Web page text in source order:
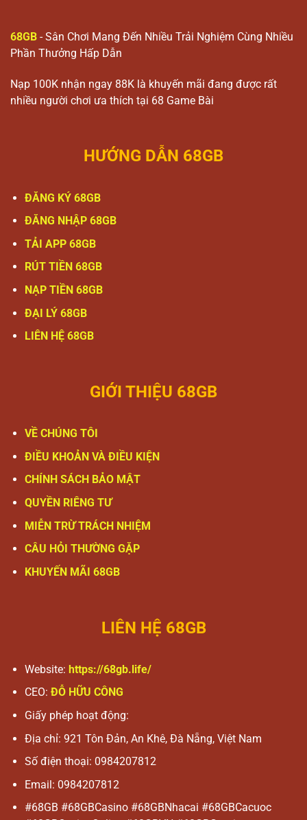
68GB - Sân Chơi Mang Đến Nhiều Trải Nghiệm Cùng Nhiều
Phần Thưởng Hấp Dẫn
Nạp 100K nhận ngay 88K là khuyến mãi đang được rất
nhiều người chơi ưa thích tại 68 Game Bài
HƯỚNG DẪN 68GB
ĐĂNG KÝ 68GB
ĐĂNG NHẬP 68GB
TẢI APP 68GB
RÚT TIỀN 68GB
NẠP TIỀN 68GB
ĐẠI LÝ 68GB
LIÊN HỆ 68GB
GIỚI THIỆU 68GB
VỀ CHÚNG TÔI
ĐIỀU KHOẢN VÀ ĐIỀU KIỆN
CHÍNH SÁCH BẢO MẬT
QUYỀN RIÊNG TƯ
MIỄN TRỪ TRÁCH NHIỆM
CÂU HỎI THƯỜNG GẶP
KHUYẾN MÃI 68GB
LIÊN HỆ 68GB
Website: https://68gb.life/
CEO: ĐỖ HỮU CÔNG
Giấy phép hoạt động:
Địa chỉ: 921 Tôn Đản, An Khê, Đà Nẵng, Việt Nam
Số điện thoại: 0984207812
Email: 0984207812
#68GB #68GBCasino #68GBNhacai #68GBCacuoc